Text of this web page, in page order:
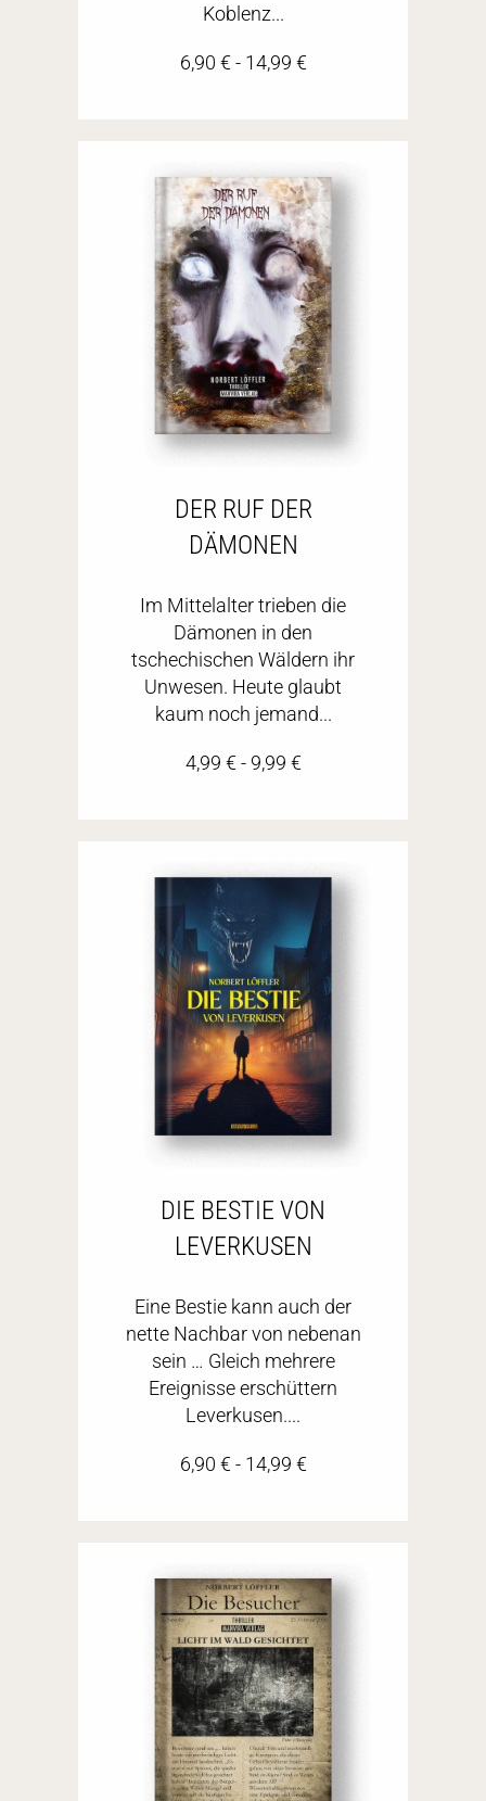
Koblenz...
6,90 € - 14,99 €
DER RUF DER
DÄMONEN
Im Mittelalter trieben die
Dämonen in den
tschechischen Wäldern ihr
Unwesen. Heute glaubt
kaum noch jemand...
4,99 € - 9,99 €
DIE BESTIE VON
LEVERKUSEN
Eine Bestie kann auch der
nette Nachbar von nebenan
sein … Gleich mehrere
Ereignisse erschüttern
Leverkusen....
6,90 € - 14,99 €